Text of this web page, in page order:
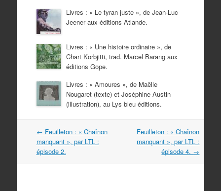
Livres : « Le tyran juste », de Jean-Luc
Jeener aux éditions Atlande.
Livres : « Une histoire ordinaire », de
Chart Korbjitti, trad. Marcel Barang aux
éditions Gope.
Livres : « Amoures », de Maëlle
Nougaret (texte) et Joséphine Austin
(illustration), au Lys bleu éditions.
Navigation
dans
les
← Feuilleton : « Chaînon
manquant », par LTL :
épisode 2.
Feuilleton : « Chaînon
manquant », par LTL :
épisode 4. →